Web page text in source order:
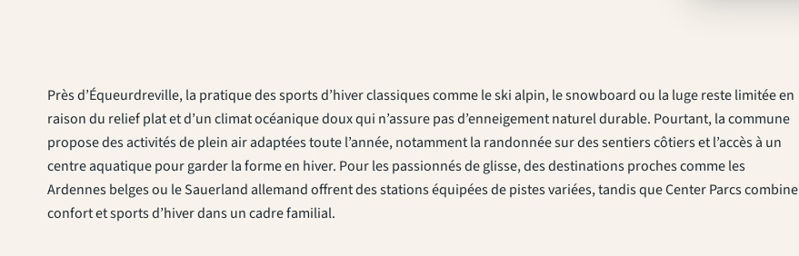
Près d’Équeurdreville, la pratique des sports d’hiver classiques comme le ski alpin, le snowboard ou la luge reste limitée en
raison du relief plat et d’un climat océanique doux qui n’assure pas d’enneigement naturel durable. Pourtant, la commune
propose des activités de plein air adaptées toute l’année, notamment la randonnée sur des sentiers côtiers et l’accès à un
centre aquatique pour garder la forme en hiver. Pour les passionnés de glisse, des destinations proches comme les
Ardennes belges ou le Sauerland allemand offrent des stations équipées de pistes variées, tandis que Center Parcs combine
confort et sports d’hiver dans un cadre familial.